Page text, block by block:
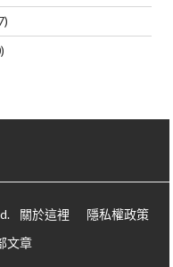
關於這裡
隱私權政策
文章